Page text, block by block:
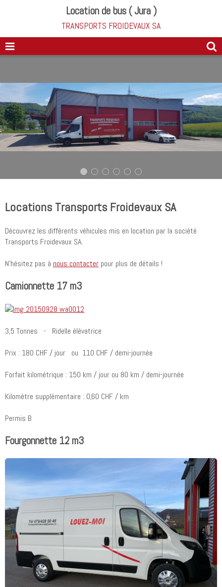
Location de bus ( Jura )
TRANSPORTS FROIDEVAUX SA
Locations Transports Froidevaux SA
Découvrez les différents véhicules mis en location par la société
Transports Froidevaux SA.
N'hésitez pas à nous contacter pour plus de détails !
Camionnette 17 m3
3,5 Tonnes - Ridelle élévatrice
Prix : 180 CHF / jour ou 110 CHF / demi-journée
Forfait kilométrique : 150 km / jour ou 80 km / demi-journée
Kilomètre supplémentaire : 0,60 CHF / km
Permis B
Fourgonnette 12 m3